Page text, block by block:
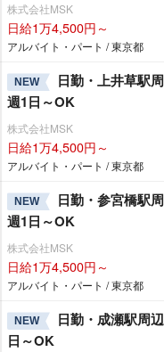
株式会社MSK
日給1万4,500円～
アルバイト・パート / 東京都
NEW
日勤・上井草駅
週1日～OK
株式会社MSK
日給1万4,500円～
アルバイト・パート / 東京都
NEW
日勤・参宮橋駅
週1日～OK
株式会社MSK
日給1万4,500円～
アルバイト・パート / 東京都
NEW
日勤・成瀬駅周
日～OK